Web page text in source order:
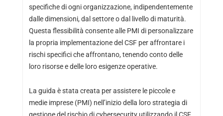
specifiche di ogni organizzazione, indipendentemente
dalle dimensioni, dal settore o dal livello di maturità.
Questa flessibilità consente alle PMI di personalizzare
la propria implementazione del CSF per affrontare i
rischi specifici che affrontano, tenendo conto delle
loro risorse e delle loro esigenze operative.
La guida è stata creata per assistere le piccole e
medie imprese (PMI) nell’inizio della loro strategia di